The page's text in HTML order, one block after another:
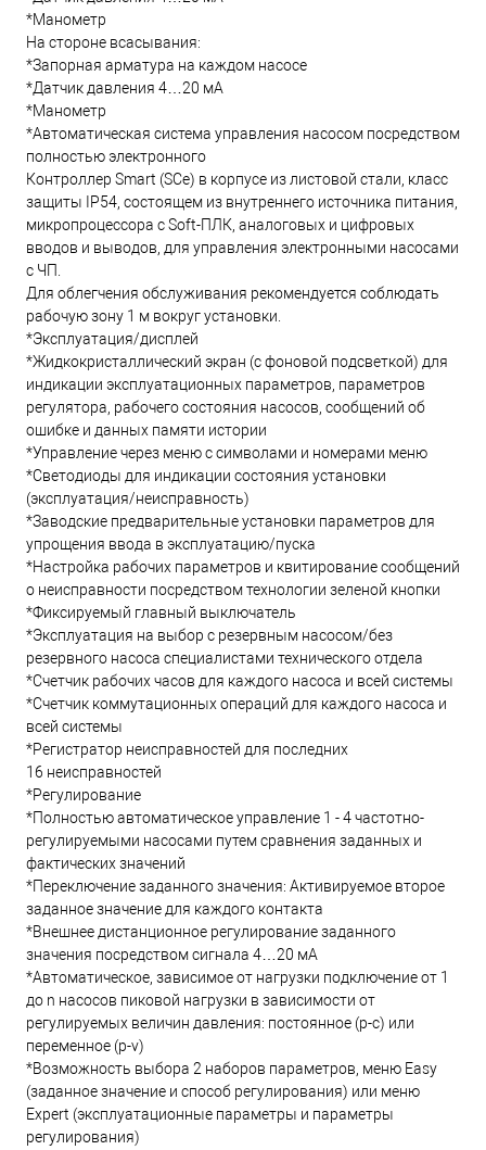
*Манометр
На стороне всасывания:
*Запорная арматура на каждом насосе
*Датчик давления 4…20 мА
*Манометр
*Автоматическая система управления насосом посредством
полностью электронного
Контроллер Smart (SCe) в корпусе из листовой стали, класс
защиты IP54, состоящем из внутреннего источника питания,
микропроцессора с Soft-ПЛК, аналоговых и цифровых
вводов и выводов, для управления электронными насосами
с ЧП.
Для облегчения обслуживания рекомендуется соблюдать
рабочую зону 1 м вокруг установки.
*Эксплуатация/дисплей
*Жидкокристаллический экран (с фоновой подсветкой) для
индикации эксплуатационных параметров, параметров
регулятора, рабочего состояния насосов, сообщений об
ошибке и данных памяти истории
*Управление через меню с символами и номерами меню
*Светодиоды для индикации состояния установки
(эксплуатация/неисправность)
*Заводские предварительные установки параметров для
упрощения ввода в эксплуатацию/пуска
*Настройка рабочих параметров и квитирование сообщений
о неисправности посредством технологии зеленой кнопки
*Фиксируемый главный выключатель
*Эксплуатация на выбор с резервным насосом/без
резервного насоса специалистами технического отдела
*Счетчик рабочих часов для каждого насоса и всей системы
*Счетчик коммутационных операций для каждого насоса и
всей системы
*Регистратор неисправностей для последних
16 неисправностей
*Регулирование
*Полностью автоматическое управление 1 - 4 частотно-
регулируемыми насосами путем сравнения заданных и
фактических значений
*Переключение заданного значения: Активируемое второе
заданное значение для каждого контакта
*Внешнее дистанционное регулирование заданного
значения посредством сигнала 4…20 мА
*Автоматическое, зависимое от нагрузки подключение от 1
до n насосов пиковой нагрузки в зависимости от
регулируемых величин давления: постоянное (p-c) или
переменное (p-v)
*Возможность выбора 2 наборов параметров, меню Easy
(заданное значение и способ регулирования) или меню
Expert (эксплуатационные параметры и параметры
регулирования)